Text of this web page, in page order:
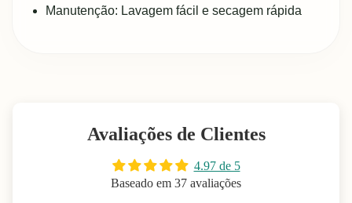
Manutenção: Lavagem fácil e secagem rápida
Avaliações de Clientes
4.97 de 5
Baseado em 37 avaliações